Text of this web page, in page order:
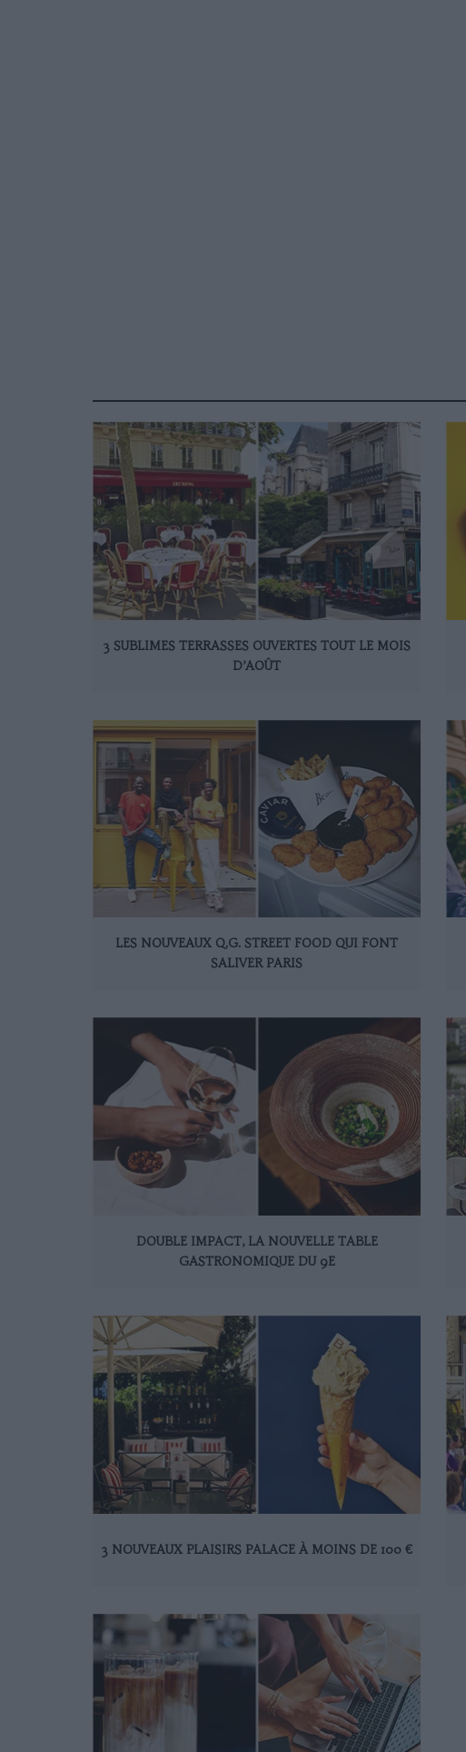
3 SUBLIMES TERRASSES OUVERTES TOUT LE MOIS
D’AOÛT
LES NOUVEAUX Q.G. STREET FOOD QUI FONT
SALIVER PARIS
DOUBLE IMPACT, LA NOUVELLE TABLE
GASTRONOMIQUE DU 9E
3 NOUVEAUX PLAISIRS PALACE À MOINS DE 100 €